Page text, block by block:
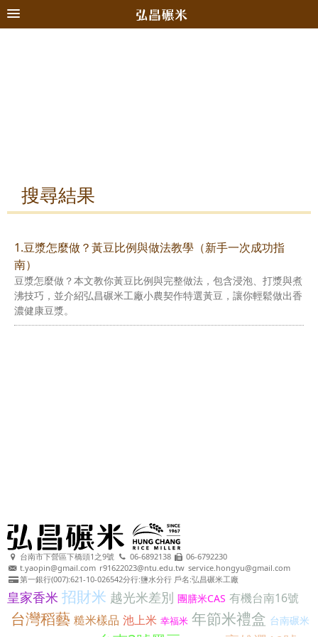
搜尋結果
1.豆漿怎麼做？黃豆比例與做法教學（新手一次成功指
南）
豆漿怎麼做？本文教你黃豆比例與完整做法，包含浸泡、打漿與煮
沸技巧，並介紹弘昌碾米工廠小農契作特選黃豆，讓你輕鬆做出香
濃健康豆漿。
台南市下營區下橋頭1之9號 06-6892138
06-6792230
t.yaopin@gmail.com r91622023@ntu.edu.tw service.hongyu@gmail.com
第一銀行(007):621-10-026542分行:鹽水分行 戶名:弘昌碾米工廠
皇家香米 招財米 越光米差別 團膳米CAS 有機台南16號
台灣稻藝 糙米樣品 池上米 幸福米 年節米禮盒 台南碾米